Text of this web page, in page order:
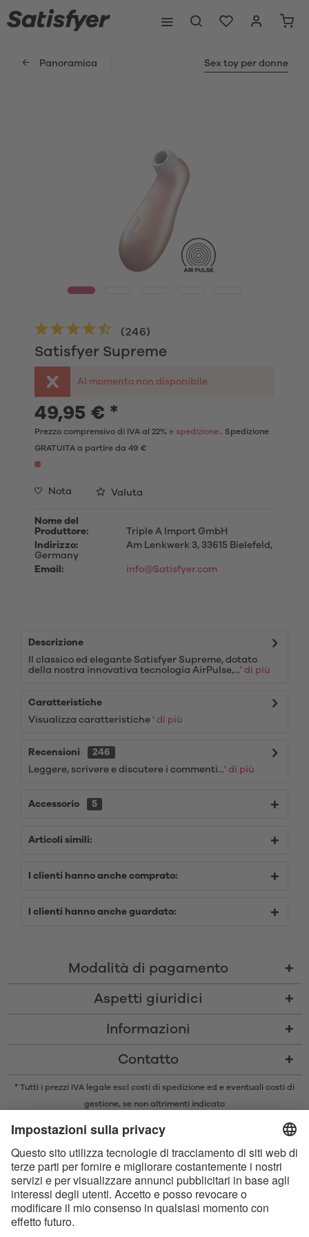
Panoramica Sex toy per donne
Satisfyer Supreme
(246)
Al momento non disponibile
49,95 € *
Prezzo comprensivo di IVA al 22% e spedizione.. Spedizione
GRATUITA a partire da 49 €
Nota Valuta
Nome del
Produttore:
Triple A Import GmbH
Indirizzo:
Am Lenkwerk 3, 33615 Bielefeld,
Germany
Email:
info@Satisfyer.com
Descrizione
Il classico ed elegante Satisfyer Supreme, dotato
della nostra innovativa tecnologia AirPulse,...' di più
Caratteristiche
Visualizza caratteristiche ' di più
Recensioni
246
Leggere, scrivere e discutere i commenti...' di più
Accessorio 5
Articoli simili:
I clienti hanno anche comprato:
I clienti hanno anche guardato:
Modalità di pagamento
Aspetti giuridici
Informazioni
Contatto
* Tutti i prezzi IVA legale escl costi di spedizione ed e eventuali costi di
gestione, se non altrimenti indicato
Bluetooth SIG, Inc. e qualsiasi utilizzo di tali marchi da parte di Satisfyer
GmbH è concesso in licenza.
Apple, il logo Apple e Apple Watch sono marchi di Apple Inc. Google Play
e il logo Google Play sono marchi di Google LLC.